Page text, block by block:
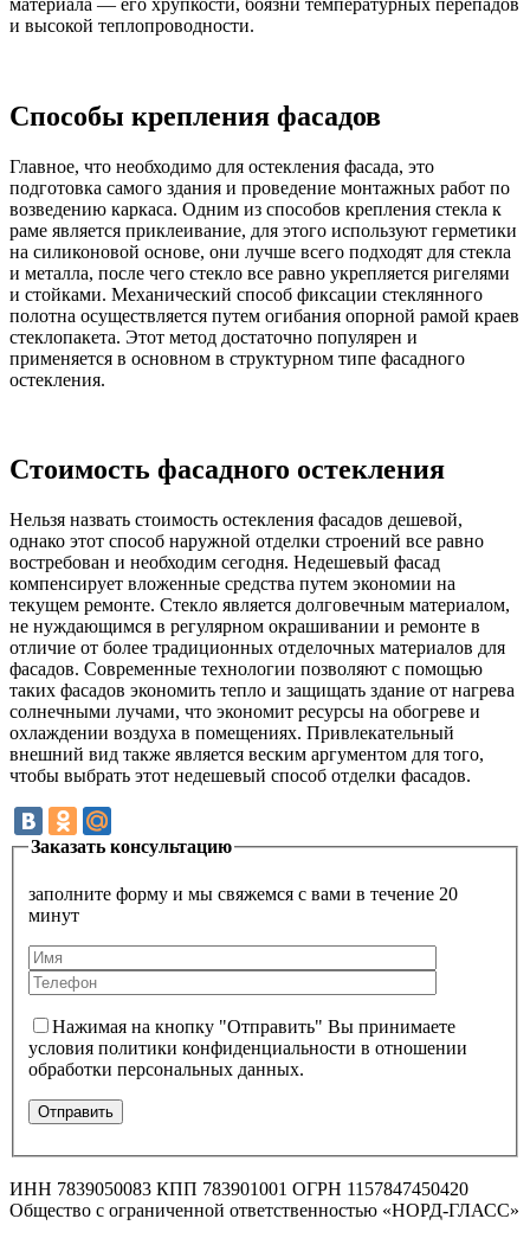
и высокой теплопроводности.
Способы крепления фасадов
Главное, что необходимо для остекления фасада, это
подготовка самого здания и проведение монтажных работ по
возведению каркаса. Одним из способов крепления стекла к
раме является приклеивание, для этого используют герметики
на силиконовой основе, они лучше всего подходят для стекла
и металла, после чего стекло все равно укрепляется ригелями
и стойками. Механический способ фиксации стеклянного
полотна осуществляется путем огибания опорной рамой краев
стеклопакета. Этот метод достаточно популярен и
применяется в основном в структурном типе фасадного
остекления.
Стоимость фасадного остекления
Нельзя назвать стоимость остекления фасадов дешевой,
однако этот способ наружной отделки строений все равно
востребован и необходим сегодня. Недешевый фасад
компенсирует вложенные средства путем экономии на
текущем ремонте. Стекло является долговечным материалом,
не нуждающимся в регулярном окрашивании и ремонте в
отличие от более традиционных отделочных материалов для
фасадов. Современные технологии позволяют с помощью
таких фасадов экономить тепло и защищать здание от нагрева
солнечными лучами, что экономит ресурсы на обогреве и
охлаждении воздуха в помещениях. Привлекательный
внешний вид также является веским аргументом для того,
чтобы выбрать этот недешевый способ отделки фасадов.
Заказать консультацию
заполните форму и мы свяжемся с вами в течение 20
минут
Нажимая на кнопку "Отправить" Вы принимаете
условия политики конфиденциальности в отношении
обработки персональных данных.
ИНН 7839050083 КПП 783901001 ОГРН 1157847450420
Общество с ограниченной ответственностью «НОРД-ГЛАСС»